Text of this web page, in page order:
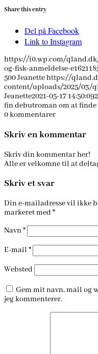
Share this entry
Del på Facebook
Link to Instagram
https://i0.wp.com/
og-fisk-anmeldelse-
500Jeanettehttps://
content/uploads/2025/03/
Jeanette2021-05-17 14:50:09
fin debutroman om at finde
0kommentarer
Skriv en kommentar
Skriv din kommentar her!
Alle er velkomne til at
Skriv et svar
Din e-mailadresse vil ikke
markeret med *
Navn*
E-mail *
Websted
Gem mit navn, mail og
jeg kommenterer.